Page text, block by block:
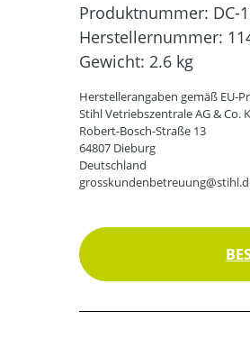
Produktnummer: DC-
Herstellernummer:
Gewicht: 2.6 kg
Herstellerangaben gemäß EU-
Stihl Vetriebszentrale AG & Co.
Robert-Bosch-Straße 13
64807 Dieburg
Deutschland